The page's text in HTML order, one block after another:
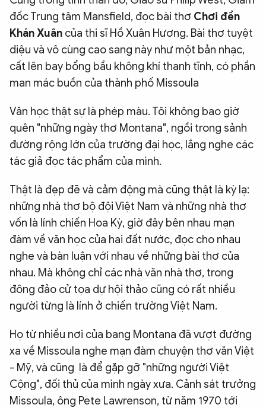
đốc Trung tâm Mansfield, đọc bài thơ Chơi đền
Khán Xuân của thi sĩ Hồ Xuân Hương. Bài thơ tuyệt
diệu và vô cùng cao sang này như một bản nhạc,
cất lên bay bổng bầu không khí thanh tĩnh, có phần
man mác buồn của thành phố Missoula
Văn học thật sự là phép màu. Tôi không bao giờ
quên "những ngày thơ Montana", ngồi trong sảnh
đường rộng lớn của trường đại học, lắng nghe các
tác giả đọc tác phẩm của mình.
Thật là đẹp đẽ và cảm động mà cũng thật là kỳ lạ:
những nhà thơ bộ đội Việt Nam và những nhà thơ
vốn là lính chiến Hoa Kỳ, giờ đây bên nhau mạn
đàm về văn học của hai đất nước, đọc cho nhau
nghe và bàn luận với nhau về những bài thơ của
nhau. Mà không chỉ các nhà văn nhà thơ, trong
đông đảo cử tọa dự hội thảo cũng có rất nhiều
người từng là lính ở chiến trường Việt Nam.
Họ từ nhiều nơi của bang Montana đã vượt đường
xa về Missoula nghe mạn đàm chuyện thơ văn Việt
- Mỹ, và cũng là để gặp gỡ "những người Việt
Cộng", đối thủ của mình ngày xưa. Cảnh sát trưởng
Missoula, ông Pete Lawrenson, từ năm 1970 tới